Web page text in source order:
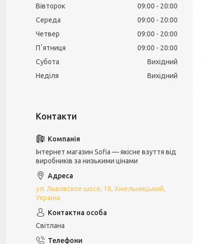
Вівторок
09:00
20:00
Середа
09:00
20:00
Четвер
09:00
20:00
Пʼятниця
09:00
20:00
Субота
Вихідний
Неділя
Вихідний
Інтернет магазин Sofia — якісне взуття від
виробників за низькими цінами
ул. Львовское шосе, 18, Хмельницький,
Україна
Світлана